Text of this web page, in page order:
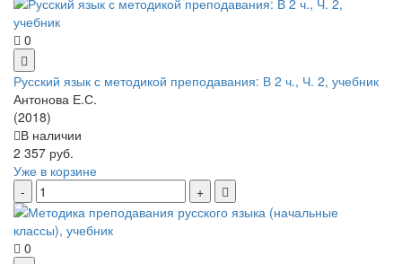
0
Русский язык с методикой преподавания: В 2 ч., Ч. 2, учебник
Антонова Е.С.
(2018)
В наличии
2 357 руб.
Уже в корзине
0